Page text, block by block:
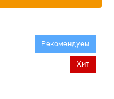
Рекомендуем
Хит